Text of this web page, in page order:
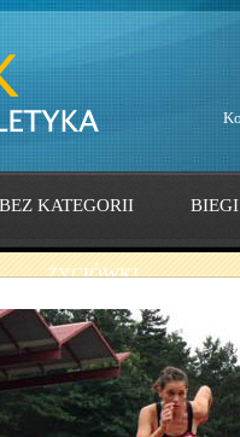
BEZ KATEGORII BIEGI
ŻYCIÓWKI